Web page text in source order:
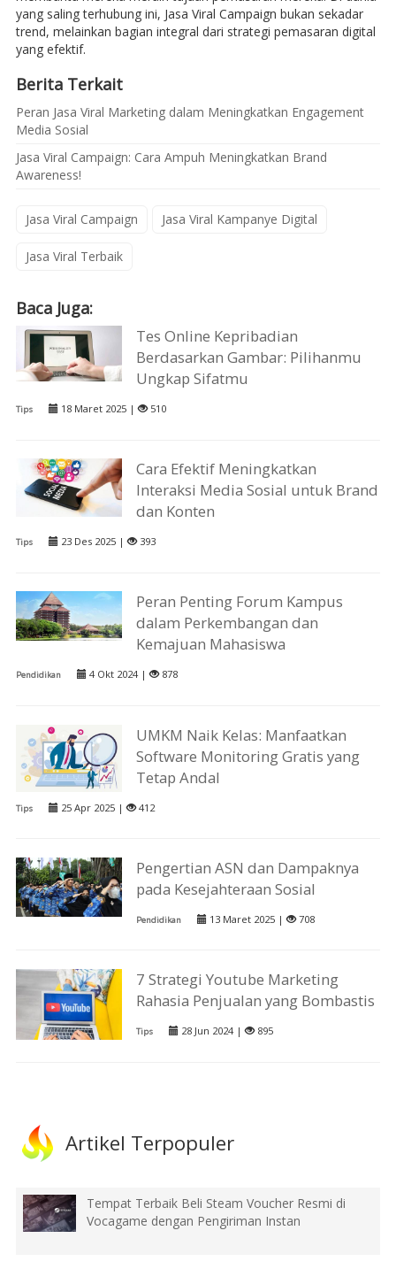
yang saling terhubung ini, Jasa Viral Campaign bukan sekadar
trend, melainkan bagian integral dari strategi pemasaran digital
yang efektif.
Berita Terkait
Peran Jasa Viral Marketing dalam Meningkatkan Engagement
Media Sosial
Jasa Viral Campaign: Cara Ampuh Meningkatkan Brand
Awareness!
Jasa Viral Campaign Jasa Viral Kampanye Digital
Jasa Viral Terbaik
Baca Juga:
Tes Online Kepribadian
Berdasarkan Gambar: Pilihanmu
Ungkap Sifatmu
Tips 18 Maret 2025 | 510
Cara Efektif Meningkatkan
Interaksi Media Sosial untuk Brand
dan Konten
Tips 23 Des 2025 | 393
Peran Penting Forum Kampus
dalam Perkembangan dan
Kemajuan Mahasiswa
Pendidikan 4 Okt 2024 | 878
UMKM Naik Kelas: Manfaatkan
Software Monitoring Gratis yang
Tetap Andal
Tips 25 Apr 2025 | 412
Pengertian ASN dan Dampaknya
pada Kesejahteraan Sosial
Pendidikan 13 Maret 2025 | 708
7 Strategi Youtube Marketing
Rahasia Penjualan yang Bombastis
Tips 28 Jun 2024 | 895
Artikel Terpopuler
Tempat Terbaik Beli Steam Voucher Resmi di
Vocagame dengan Pengiriman Instan